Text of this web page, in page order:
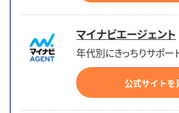
マイナビエージェント
年代別にきっちりサポー
公式サイトを